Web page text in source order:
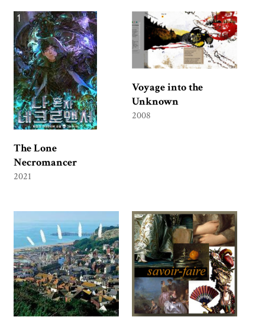
The Lone
Necromancer
2021
Voyage into the
Unknown
2008